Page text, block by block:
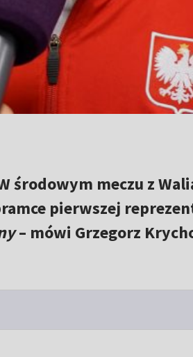
środowym meczu z
pierwszej
– mówi Grzegorz